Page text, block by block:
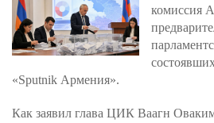
комиссия
«Sputnik Армения».
Как заявил глава ЦИК Ваагн